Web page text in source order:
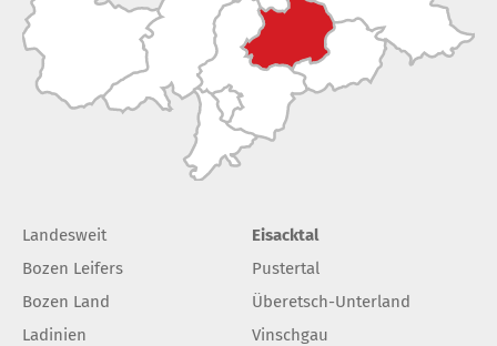
Landesweit
Bozen Leifers
Bozen Land
Ladinien
Eisacktal
Pustertal
Überetsch-Unterland
Vinschgau